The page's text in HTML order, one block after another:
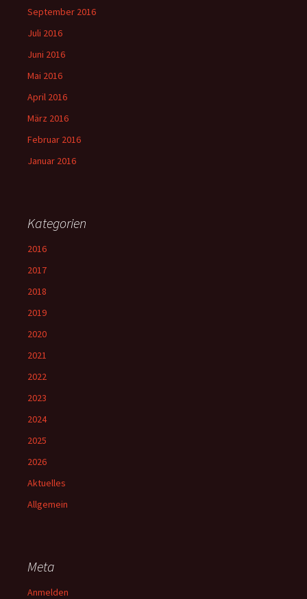
September 2016
Juli 2016
Juni 2016
Mai 2016
April 2016
März 2016
Februar 2016
Januar 2016
Kategorien
2016
2017
2018
2019
2020
2021
2022
2023
2024
2025
2026
Aktuelles
Allgemein
Meta
Anmelden